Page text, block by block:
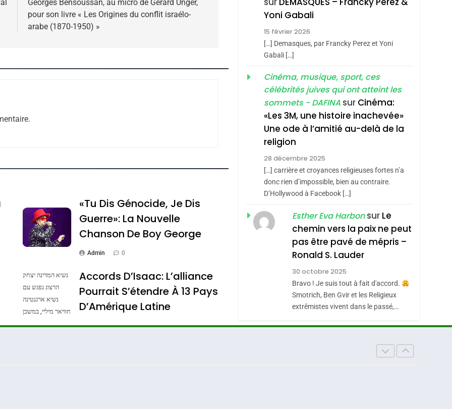
Georges Bensoussan, au micro de Gérard Unger,
pour son livre « Les Origines du conflit israélo-
arabe (1870-1950) »
«Tu Dis Génocide, Je Dis
Guerre»: La Nouvelle
Chanson De Boy George
Admin 0
נשיא המדינה יצחק
הרצוג נפגש עם
נשיא ארגנטינה
חוויאר מיליי, במשכן
הנשיא בירושלים.
Accords D’Isaac: L’alliance
Pourrait S’étendre À 13 Pays
D’Amérique Latine
Admin 0
Nouvelle Chanson De
Boy George
ISRAÉL JUDAISME
Accords D’Isaac:
L’alliance Pourrait
S’étendre À 13 Pays
D’Amérique Latine
ISRAÉL JUDAISME
5
Meurtrière Selon Le
Rapport D’ADL
Contre
L’antisémitisme
FRANCE ISRAÉL
FIÈRE, DIGNE ET
RÉSILIENTE :
POURQUOI JE
REVENDIQUE MA
JUDAÏTE Par Thérèse
Zrihen-Dvir
ISRAÉL JUDAISME
CE QUI NOUS
MANQUE – Jacques
Hadida
JUDAISME
Maroc : Les Amandes
De Tafraout, Le Miel
De Tadla Azilal
Consacrés Produits
Yoni Gabali
15 février 2026
[…] Demasques, par Francky Perez et Yoni
Gabali […]
Cinéma, musique, sport, ces
célébrités juives qui ont atteint les
sommets - DAFINA sur Cinéma:
«Les 3M, une histoire inachevée»
Une ode à l’amitié au-delà de la
religion
28 décembre 2025
[…] carrière et croyances religieuses fortes n’a
donc rien d’impossible, bien au contraire.
D’Hollywood à Facebook […]
Esther Eva Harbonsur Le
chemin vers la paix ne peut
pas être pavé de mépris –
Ronald S. Lauder
30 octobre 2025
Bravo ! Je suis tout à fait d'accord.
Smotrich, Ben Gvir et les Religieux
extrêmistes vivent dans le passé,…
– Jacques Hadida
Tafraout, Le Miel De Tadla Azilal Consacrés Produits Du
De Loya Stauber